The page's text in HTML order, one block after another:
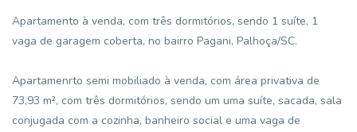
Apartamento à venda, com três dormitórios, sendo 1 suíte, 1
vaga de garagem coberta, no bairro Pagani, Palhoça/SC.
Apartamenrto semi mobiliado à venda, com área privativa de
73,93 m², com três dormitórios, sendo um uma suíte, sacada, sala
conjugada com a cozinha, banheiro social e uma vaga de